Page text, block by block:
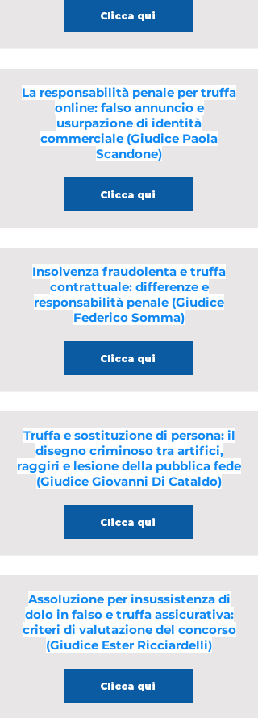
Clicca qui
La responsabilità penale per truffa
online: falso annuncio e
usurpazione di identità
commerciale (Giudice Paola
Scandone)
Clicca qui
Insolvenza fraudolenta e truffa
contrattuale: differenze e
responsabilità penale (Giudice
Federico Somma)
Clicca qui
Truffa e sostituzione di persona: il
disegno criminoso tra artifici,
raggiri e lesione della pubblica fede
(Giudice Giovanni Di Cataldo)
Clicca qui
Assoluzione per insussistenza di
dolo in falso e truffa assicurativa:
criteri di valutazione del concorso
(Giudice Ester Ricciardelli)
Clicca qui